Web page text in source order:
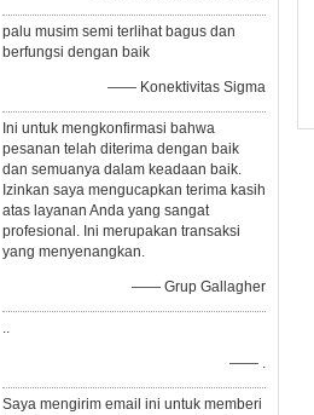
palu musim semi terlihat bagus dan
berfungsi dengan baik
—— Konektivitas Sigma
Ini untuk mengkonfirmasi bahwa
pesanan telah diterima dengan baik
dan semuanya dalam keadaan baik.
Izinkan saya mengucapkan terima kasih
atas layanan Anda yang sangat
profesional. Ini merupakan transaksi
yang menyenangkan.
—— Grup Gallagher
..
—— .
Saya mengirim email ini untuk memberi